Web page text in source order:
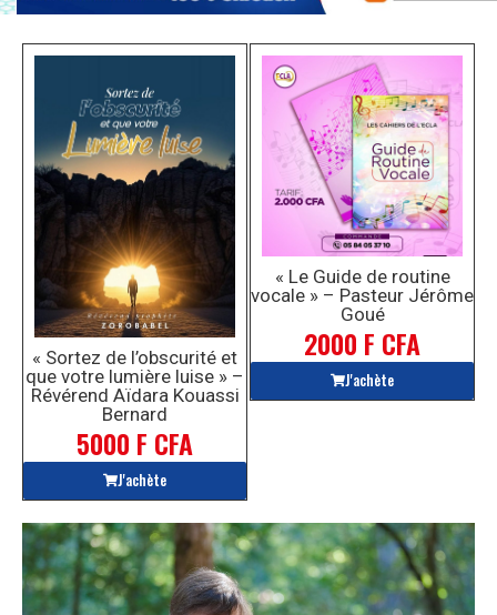
« Sortez de l’obscurité et
que votre lumière luise » –
Révérend Aïdara Kouassi
Bernard
5000 F CFA
J'achète
« Le Guide de routine
vocale » – Pasteur Jérôme
Goué
2000 F CFA
J'achète